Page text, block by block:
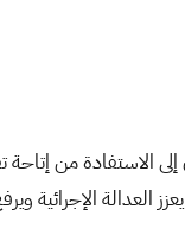
يعزز العدالة الإجرائية